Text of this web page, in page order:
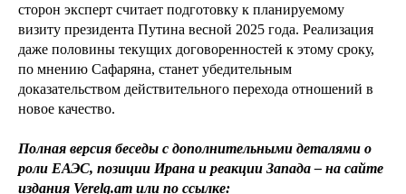
сторон эксперт считает подготовку к планируемому
визиту президента Путина весной 2025 года. Реализация
даже половины текущих договоренностей к этому сроку,
по мнению Сафаряна, станет убедительным
доказательством действительного перехода отношений в
новое качество.
Полная версия беседы с дополнительными деталями о
роли ЕАЭС, позиции Ирана и реакции Запада – на сайте
издания Verelq.am или по ссылке: